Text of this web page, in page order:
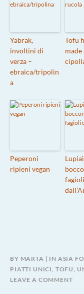
Yabrak,
involtini di
verza –
ebraica/tripolin
a
Tofu
made
Peperoni
ripieni vegan
fagioli
BY MARTA IN ASIA
PIATTI UNICI, TOFU,
LEAVE A COMMENT